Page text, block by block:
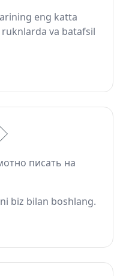
eng katta
va batafsil
писать на
biz bilan boshlang.